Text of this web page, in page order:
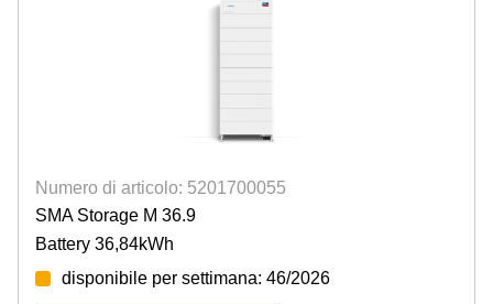
Numero di articolo: 5201700055
SMA Storage M 36.9
Battery 36,84kWh
disponibile per settimana: 46/2026